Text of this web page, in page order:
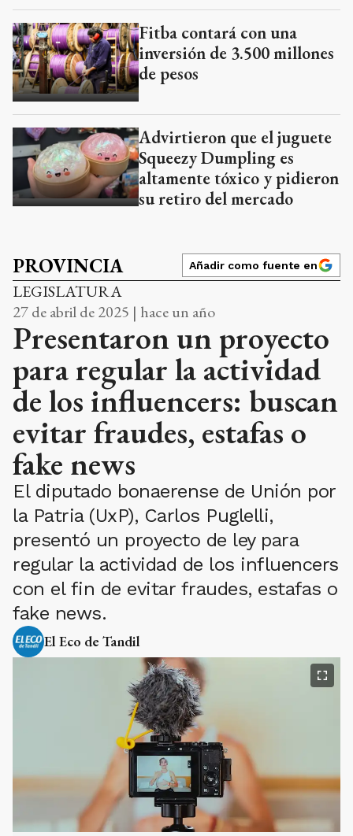
Fitba contará con una
inversión de 3.500 millones
de pesos
Advirtieron que el juguete
Squeezy Dumpling es
altamente tóxico y pidieron
su retiro del mercado
PROVINCIA Añadir como fuente en
LEGISLATURA
27 de abril de 2025 | hace un año
Presentaron un proyecto
para regular la actividad
de los influencers: buscan
evitar fraudes, estafas o
fake news
El diputado bonaerense de Unión por
la Patria (UxP), Carlos Puglelli,
presentó un proyecto de ley para
regular la actividad de los influencers
con el fin de evitar fraudes, estafas o
fake news.
El Eco de Tandil